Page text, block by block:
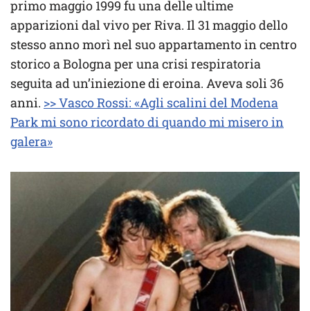
primo maggio 1999 fu una delle ultime
apparizioni dal vivo per Riva. Il 31 maggio dello
stesso anno morì nel suo appartamento in centro
storico a Bologna per una crisi respiratoria
seguita ad un’iniezione di eroina. Aveva soli 36
anni. >> Vasco Rossi: «Agli scalini del Modena
Park mi sono ricordato di quando mi misero in
galera»